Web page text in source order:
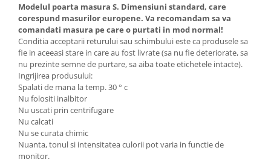
Modelul poarta masura S. Dimensiuni standard, care
corespund masurilor europene. Va recomandam sa va
comandati masura pe care o purtati in mod normal!
Conditia acceptarii returului sau schimbului este ca produsele sa
fie in aceeasi stare in care au fost livrate (sa nu fie deteriorate, sa
nu prezinte semne de purtare, sa aiba toate etichetele intacte).
Ingrijirea produsului:
Spalati de mana la temp. 30 ° c
Nu folositi inalbitor
Nu uscati prin centrifugare
Nu calcati
Nu se curata chimic
Nuanta, tonul si intensitatea culorii pot varia in functie de
monitor.